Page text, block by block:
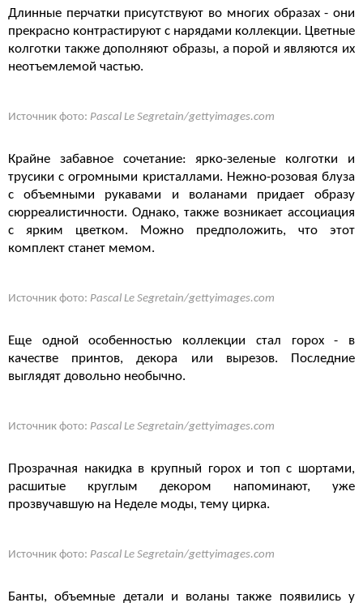
Длинные перчатки присутствуют во многих образах - они
прекрасно контрастируют с нарядами коллекции. Цветные
колготки также дополняют образы, а порой и являются их
неотъемлемой частью.
Источник фото: Pascal Le Segretain/gettyimages.com
Крайне забавное сочетание: ярко-зеленые колготки и
трусики с огромными кристаллами. Нежно-розовая блуза
с объемными рукавами и воланами придает образу
сюрреалистичности. Однако, также возникает ассоциация
с ярким цветком. Можно предположить, что этот
комплект станет мемом.
Источник фото: Pascal Le Segretain/gettyimages.com
Еще одной особенностью коллекции стал горох - в
качестве принтов, декора или вырезов. Последние
выглядят довольно необычно.
Источник фото: Pascal Le Segretain/gettyimages.com
Прозрачная накидка в крупный горох и топ с шортами,
расшитые круглым декором напоминают, уже
прозвучавшую на Неделе моды, тему цирка.
Источник фото: Pascal Le Segretain/gettyimages.com
Банты, объемные детали и воланы также появились у